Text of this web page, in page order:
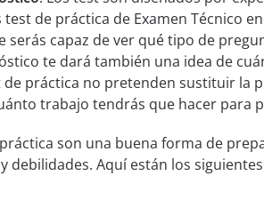
test de práctica de Examen Técnico
serás capaz de ver qué tipo de
te dará también una idea de
de práctica no pretenden sustituir la
trabajo tendrás que hacer para
son una buena forma de
debilidades. Aquí están los siguientes